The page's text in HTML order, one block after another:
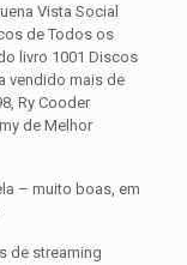
Vista Social
de Todos os
livro 1001 Discos
vendido mais de
Ry Cooder
de Melhor
– muito boas, em
de streaming